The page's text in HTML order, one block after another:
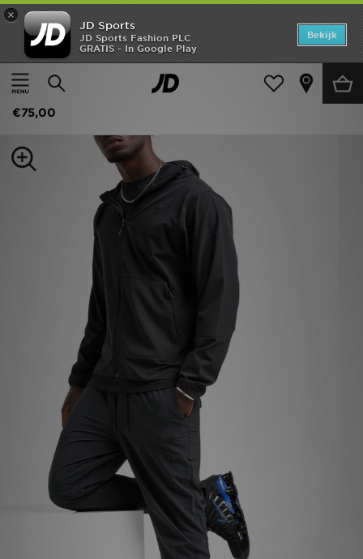
×
JD Sports
JD Sports Fashion PLC
GRATIS - In Google Play
Bekijk
Thuis
Heren Herenkleding Joggingbroeken
Nike Unlimited Woven Track Pants
€75,00
Home
Offers
Dames
Vind een winkel
Bestelling traceren
Mijn JD
Klantenservice